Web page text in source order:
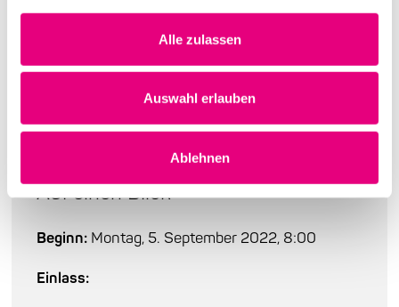
Alle zulassen
Auswahl erlauben
Ablehnen
Auf einen Blick
Beginn: Montag, 5. September 2022, 8:00
Einlass: